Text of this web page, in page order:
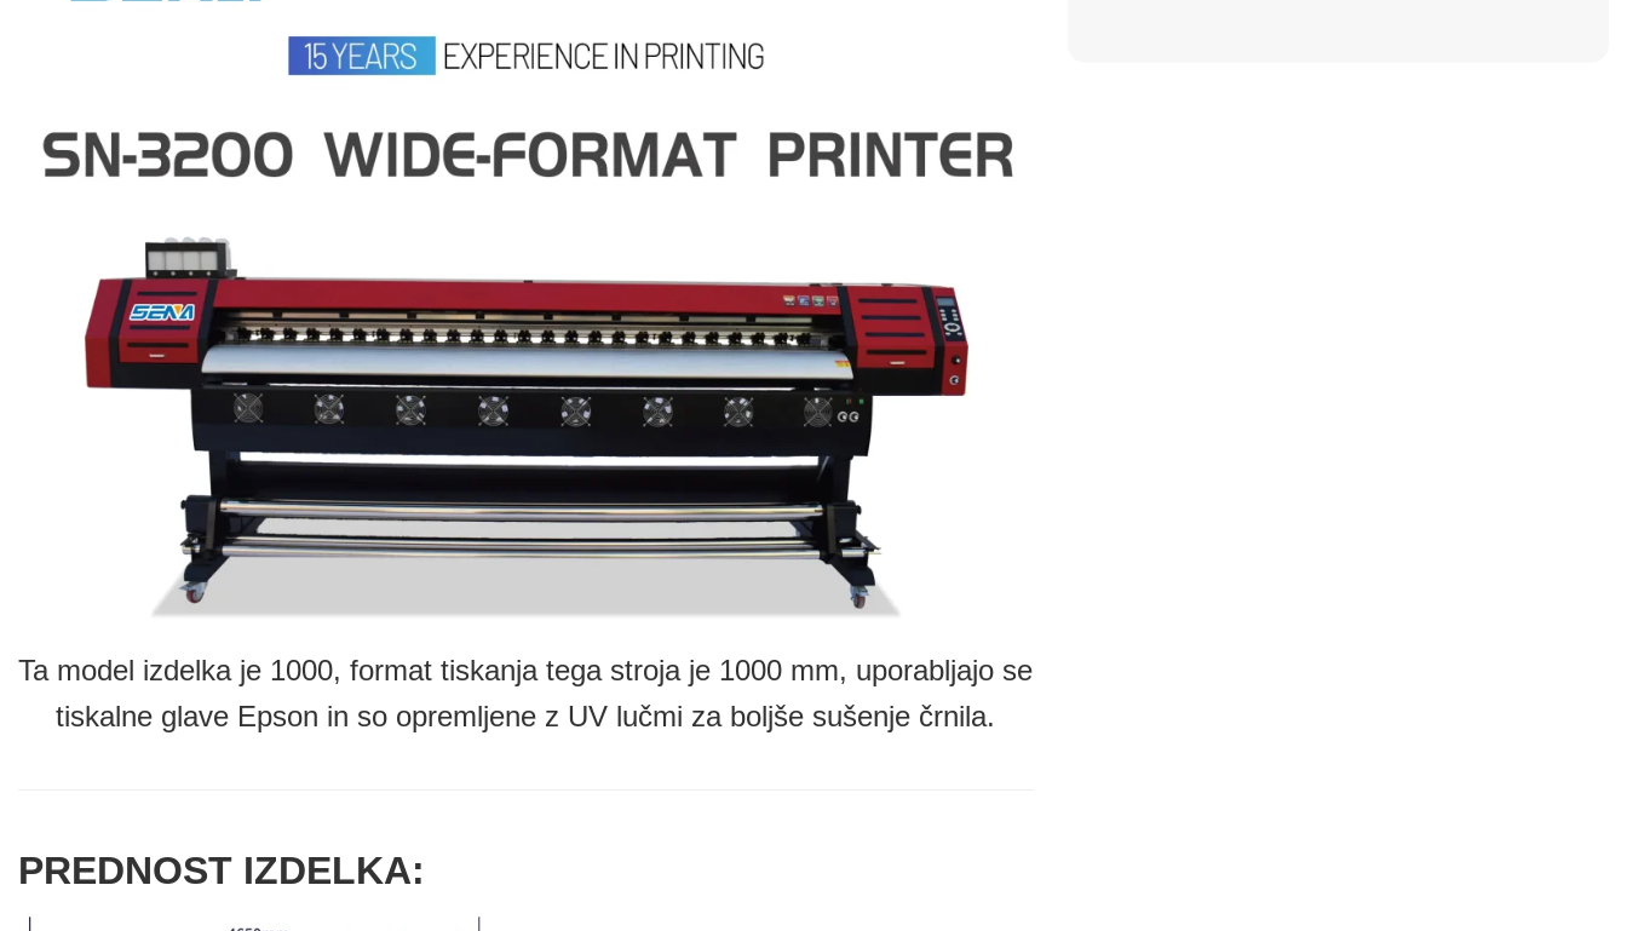
Ta model izdelka je 1000, format tiskanja tega stroja je 1000 mm, uporabljajo se
tiskalne glave Epson in so opremljene z UV lučmi za boljše sušenje črnila.
PREDNOST IZDELKA: